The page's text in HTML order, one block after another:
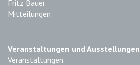
Fritz Bauer
Mitteilungen
Veranstaltungen und Ausstellungen
Veranstaltungen